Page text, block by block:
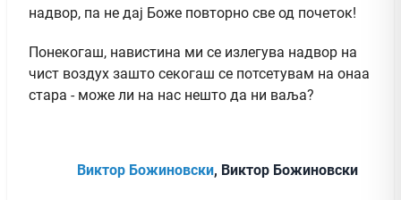
надвор, па не дај Боже повторно све од почеток!
Понекогаш, навистина ми се излегува надвор на
чист воздух зашто секогаш се потсетувам на онаа
стара - може ли на нас нешто да ни ваља?
Виктор Божиновски, Виктор Божиновски